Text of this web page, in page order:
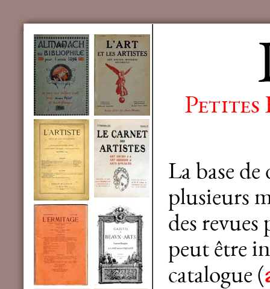
Petites
La base
plusieurs
des revues
peut être
catalogue (